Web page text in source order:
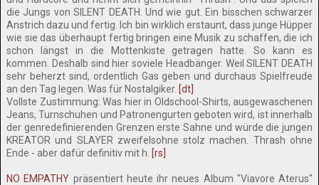
die Jungs von SILENT DEATH. Und wie gut. Ein bisschen schwarzer
Anstrich dazu und fertig. Ich bin wirklich erstaunt, dass junge Hüpper
wie sie das überhaupt fertig bringen eine Musik zu schaffen, die ich
schon längst in die Mottenkiste getragen hatte. So kann es
kommen. Deshalb sind hier soviele Headbänger. Weil SILENT DEATH
sehr beherzt sind, ordentlich Gas geben und durchaus Spielfreude
an den Tag legen. Was für Nostalgiker. [dt]
Vollste Zustimmung: Was hier in Oldschool-Shirts, ausgewaschenen
Jeans, Turnschuhen und Patronengurten geboten wird, ist innerhalb
der genredefinierenden Grenzen erste Sahne und würde die jungen
KREATOR und SLAYER zweifelsohne stolz machen. Thrash ohne
Ende - aber dafür definitiv mit h. [rs]
NO EMPATHY präsentiert heute ihr neues Album "Viavore Aterus"